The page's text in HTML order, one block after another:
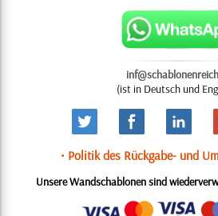
(ist in Deutsch und
• Politik des Rückgabe- und
Unsere Wandschablonen sind